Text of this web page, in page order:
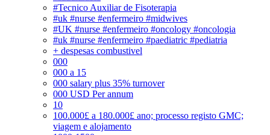
#Tecnico Auxiliar de Fisoterapia
#uk #nurse #enfermeiro #midwives
#UK #nurse #enfermeiro #oncology #oncologia
#uk #nurse #enfermeiro #paediatric #pediatria
+ despesas combustivel
000
000 a 15
000 salary plus 35% turnover
000 USD Per annum
10
100.000£ a 180.000£ ano; processo registo GMC;
viagem e alojamento